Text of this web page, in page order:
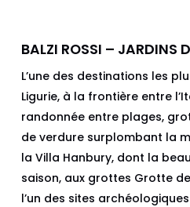
BALZI ROSSI – JARDINS
L’une des destinations les
Ligurie, à la frontière entre
randonnée entre plages,
de verdure surplombant la
la Villa Hanbury, dont la
saison, aux grottes Grotte
l’un des sites